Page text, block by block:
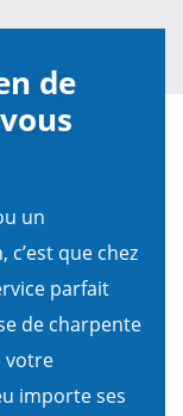
de
un
que chez
parfait
de charpente
votre
importe ses